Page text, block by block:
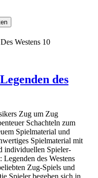
des
Zug um Zug
Schachteln zum
Spielmaterial und
Spielmaterial mit
individuellen Spieler-
des Westens
Zug-Spiels und
Spieler begeben sich in